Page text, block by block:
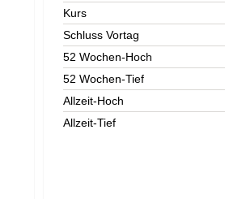
Kurs
Schluss Vortag
52 Wochen-Hoch
52 Wochen-Tief
Allzeit-Hoch
Allzeit-Tief